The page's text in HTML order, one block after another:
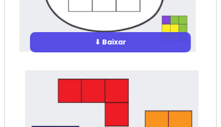
⬇ Baixar